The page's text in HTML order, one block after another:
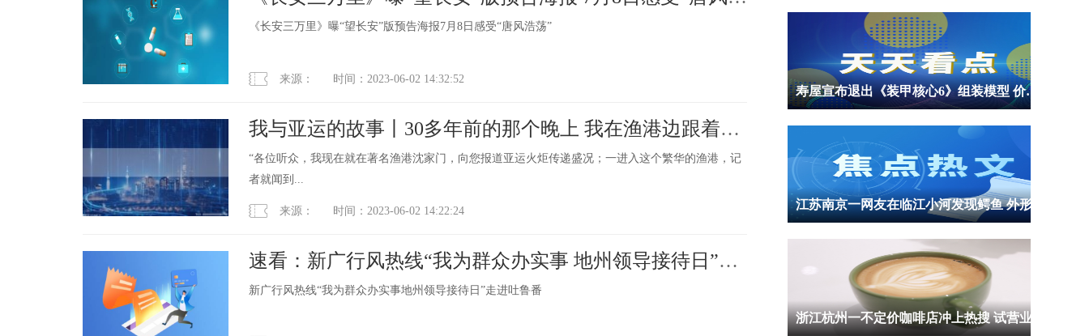
荡”
《长安三万里》曝“望长安”版预告海报7月8日感受“唐风浩荡”
来源： 时间：2023-06-02 14:32:52
我与亚运的故事丨30多年前的那个晚上 我在渔港边跟着记
者看亚运火炬传递 全球通讯
“各位听众，我现在就在著名渔港沈家门，向您报道亚运火炬传递盛况；一进入这个繁华的渔港，记
者就闻到...
来源： 时间：2023-06-02 14:22:24
速看：新广行风热线“我为群众办实事 地州领导接待日”走
进吐鲁番
新广行风热线“我为群众办实事地州领导接待日”走进吐鲁番
寿屋宣布退出《装甲核心6》组装模型 价格等信息暂未公布